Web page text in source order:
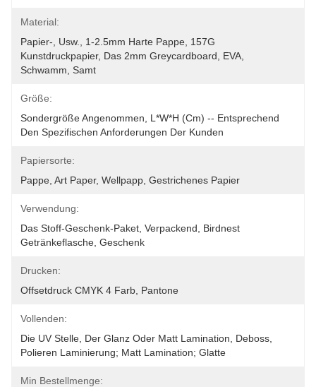
Material:
Papier-, Usw., 1-2.5mm Harte Pappe, 157G
Kunstdruckpapier, Das 2mm Greycardboard, EVA,
Schwamm, Samt
Größe:
Sondergröße Angenommen, L*W*H (cm) -- Entsprechend
Den Spezifischen Anforderungen Der Kunden
Papiersorte:
Pappe, Art Paper, Wellpapp, Gestrichenes Papier
Verwendung:
Das Stoff-Geschenk-Paket, Verpackend, Birdnest
Getränkeflasche, Geschenk
Drucken:
Offsetdruck CMYK 4 Farb, Pantone
Vollenden:
Die UV Stelle, Der Glanz Oder Matt Lamination, Deboss,
Polieren Laminierung; Matt Lamination; Glatte
Min Bestellmenge: